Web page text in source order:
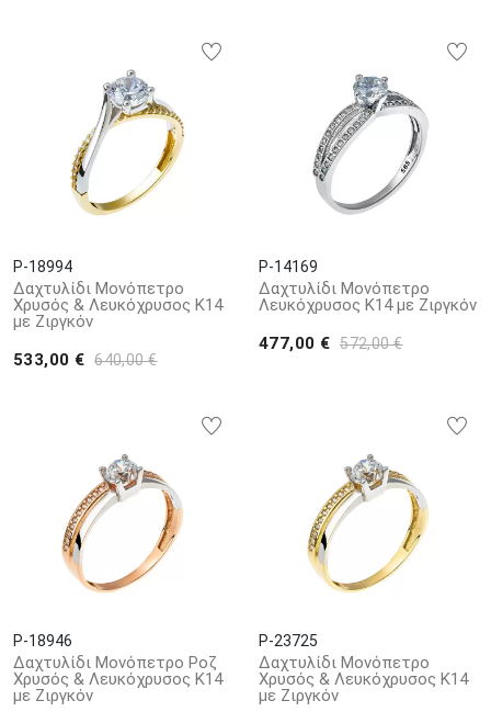
P-18994
Δαχτυλίδι Μονόπετρο
Χρυσός & Λευκόχρυσος Κ14
με Ζιργκόν
533,00 € 640,00 €
P-14169
Δαχτυλίδι Μονόπετρο
Λευκόχρυσος Κ14 με Ζιργκόν
477,00 € 572,00 €
P-18946
Δαχτυλίδι Μονόπετρο Ροζ
Χρυσός & Λευκόχρυσος Κ14
με Ζιργκόν
P-23725
Δαχτυλίδι Μονόπετρο
Χρυσός & Λευκόχρυσος Κ14
με Ζιργκόν